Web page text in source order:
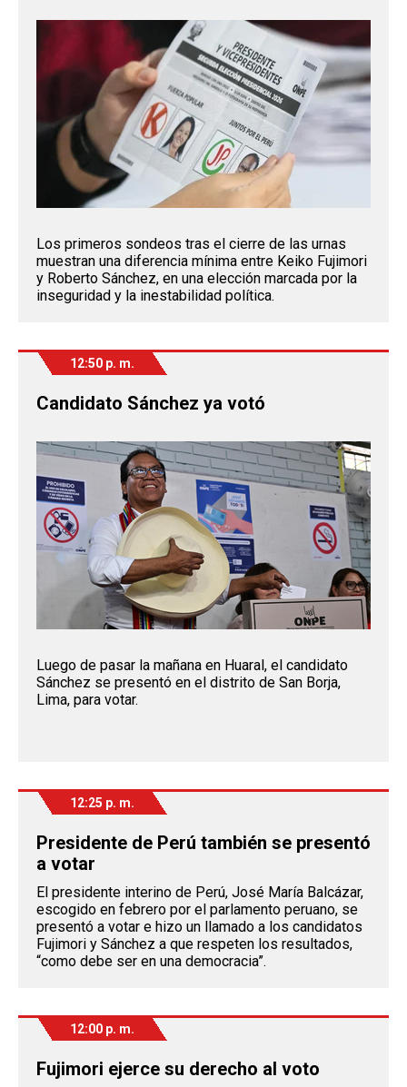
Los primeros sondeos tras el cierre de las urnas
muestran una diferencia mínima entre Keiko Fujimori
y Roberto Sánchez, en una elección marcada por la
inseguridad y la inestabilidad política.
12:50 p. m.
Candidato Sánchez ya votó
Luego de pasar la mañana en Huaral, el candidato
Sánchez se presentó en el distrito de San Borja,
Lima, para votar.
12:25 p. m.
Presidente de Perú también se presentó
a votar
El presidente interino de Perú, José María Balcázar,
escogido en febrero por el parlamento peruano, se
presentó a votar e hizo un llamado a los candidatos
Fujimori y Sánchez a que respeten los resultados,
“como debe ser en una democracia”.
12:00 p. m.
Fujimori ejerce su derecho al voto